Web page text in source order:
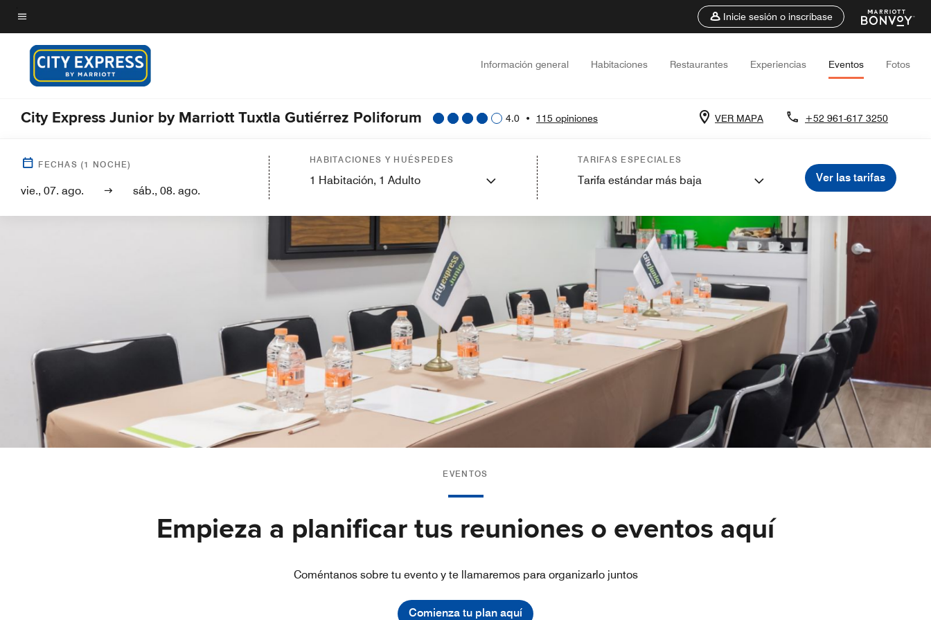
Skip
to
main
content
Texto del menú
Inicie sesión o inscríbase
Información general Habitaciones Restaurantes Experiencias Eventos Fotos
City Express Junior by Marriott Tuxtla Gutiérrez Poliforum 4.0 • 115 opiniones VER MAPA +52 961-617 3250
FECHAS (1 NOCHE)
vie., 07. ago. sáb., 08. ago.
HABITACIONES Y HUÉSPEDES
1 Habitación, 1 Adulto
TARIFAS ESPECIALES
Tarifa estándar más baja Ver las tarifas
EVENTOS
Empieza a planificar tus reuniones o eventos aquí
Coméntanos sobre tu evento y te llamaremos para organizarlo juntos
Comienza tu plan aquí